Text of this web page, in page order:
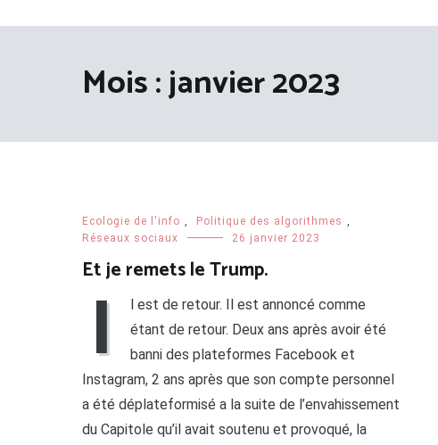
Mois :janvier 2023
Ecologie de l'info , Politique des algorithmes ,
Réseaux sociaux
26 janvier 2023
Et je remets le Trump.
I
l est de retour. Il est annoncé comme
étant de retour. Deux ans après avoir été
banni des plateformes Facebook et
Instagram, 2 ans après que son compte personnel
a été déplateformisé a la suite de l’envahissement
du Capitole qu’il avait soutenu et provoqué, la